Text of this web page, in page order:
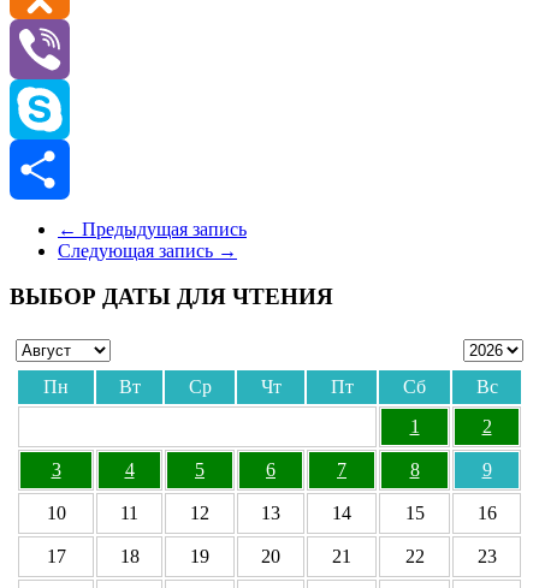
Odnoklassniki
Viber
Skype
Отправить
← Предыдущая запись
Следующая запись →
ВЫБОР ДАТЫ ДЛЯ ЧТЕНИЯ
Пн Вт Ср Чт Пт Сб
Вс
1
2
3 4 5 6 7 8 9
10 11 12 13 14 15 16
17 18 19 20 21 22 23